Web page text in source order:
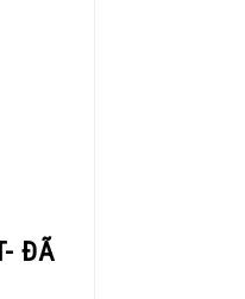
ĐÃ